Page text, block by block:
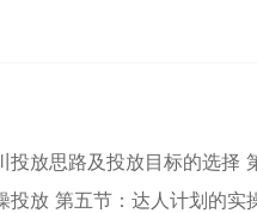
投放思路及投放目标的选择
投放 第五节：达人计划的